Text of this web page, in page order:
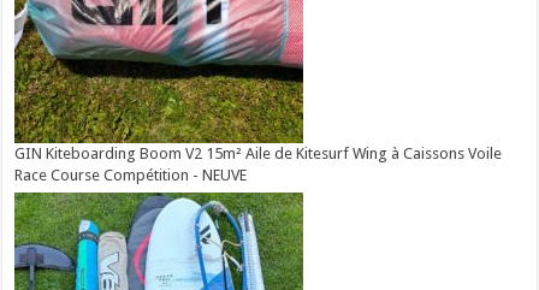
GIN Kiteboarding Boom V2 15m² Aile de Kitesurf Wing à Caissons Voile
Race Course Compétition - NEUVE